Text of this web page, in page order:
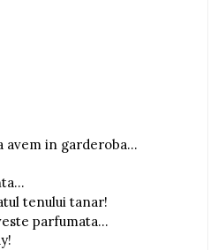
avem in garderoba...
tenului tanar!
parfumata...